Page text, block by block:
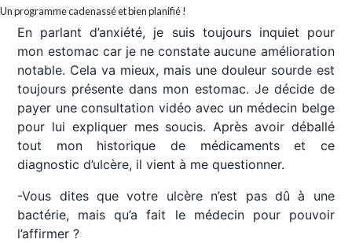
Un programme cadenassé et bien planifié !
En parlant d’anxiété, je suis toujours inquiet pour
mon estomac car je ne constate aucune amélioration
notable. Cela va mieux, mais une douleur sourde est
toujours présente dans mon estomac. Je décide de
payer une consultation vidéo avec un médecin belge
pour lui expliquer mes soucis. Après avoir déballé
tout mon historique de médicaments et ce
diagnostic d’ulcère, il vient à me questionner.
-Vous dites que votre ulcère n’est pas dû à une
bactérie, mais qu’a fait le médecin pour pouvoir
l’affirmer ?